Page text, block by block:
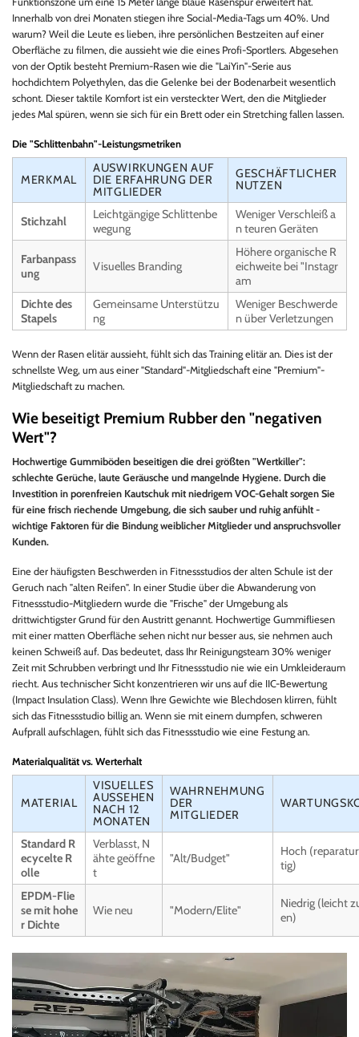
Innerhalb von drei Monaten stiegen ihre Social-Media-Tags um 40%. Und
warum? Weil die Leute es lieben, ihre persönlichen Bestzeiten auf einer
Oberfläche zu filmen, die aussieht wie die eines Profi-Sportlers. Abgesehen
von der Optik besteht Premium-Rasen wie die "LaiYin"-Serie aus
hochdichtem Polyethylen, das die Gelenke bei der Bodenarbeit wesentlich
schont. Dieser taktile Komfort ist ein versteckter Wert, den die Mitglieder
jedes Mal spüren, wenn sie sich für ein Brett oder ein Stretching fallen lassen.
Die "Schlittenbahn"-Leistungsmetriken
MERKMAL
AUSWIRKUNGEN AUF
DIE ERFAHRUNG DER
MITGLIEDER
GESCHÄFTLICHER
NUTZEN
Stichzahl
Leichtgängige Schlittenbe
wegung
Weniger Verschleiß a
n teuren Geräten
Farbanpass
ung
Visuelles Branding
Höhere organische R
eichweite bei "Instagr
am
Dichte des
Stapels
Gemeinsame Unterstützu
ng
Weniger Beschwerde
n über Verletzungen
Wenn der Rasen elitär aussieht, fühlt sich das Training elitär an. Dies ist der
schnellste Weg, um aus einer "Standard"-Mitgliedschaft eine "Premium"-
Mitgliedschaft zu machen.
Wie beseitigt Premium Rubber den "negativen
Wert"?
Hochwertige Gummiböden beseitigen die drei größten "Wertkiller":
schlechte Gerüche, laute Geräusche und mangelnde Hygiene. Durch die
Investition in porenfreien Kautschuk mit niedrigem VOC-Gehalt sorgen Sie
für eine frisch riechende Umgebung, die sich sauber und ruhig anfühlt -
wichtige Faktoren für die Bindung weiblicher Mitglieder und anspruchsvoller
Kunden.
Eine der häufigsten Beschwerden in Fitnessstudios der alten Schule ist der
Geruch nach "alten Reifen". In einer Studie über die Abwanderung von
Fitnessstudio-Mitgliedern wurde die "Frische" der Umgebung als
drittwichtigster Grund für den Austritt genannt. Hochwertige Gummifliesen
mit einer matten Oberfläche sehen nicht nur besser aus, sie nehmen auch
keinen Schweiß auf. Das bedeutet, dass Ihr Reinigungsteam 30% weniger
Zeit mit Schrubben verbringt und Ihr Fitnessstudio nie wie ein Umkleideraum
riecht. Aus technischer Sicht konzentrieren wir uns auf die IIC-Bewertung
(Impact Insulation Class). Wenn Ihre Gewichte wie Blechdosen klirren, fühlt
sich das Fitnessstudio billig an. Wenn sie mit einem dumpfen, schweren
Aufprall aufschlagen, fühlt sich das Fitnessstudio wie eine Festung an.
Materialqualität vs. Werterhalt
MATERIAL
VISUELLES
AUSSEHEN
NACH 12
MONATEN
WAHRNEHMUNG
DER
MITGLIEDER
Standard R
ecycelte R
olle
Verblasst, N
ähte geöffne
t
"Alt/Budget"
Hoch
tig)
EPDM-Flie
se mit hohe
r Dichte
Wie neu "Modern/Elite"
Niedrig (leicht
en)